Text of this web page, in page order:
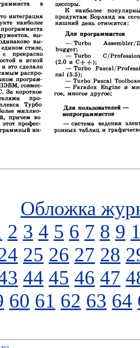
Обложка
2 3 4 5 6 7 8 9
25 26 27 28
44 45 46 47
60 61 62 63 64